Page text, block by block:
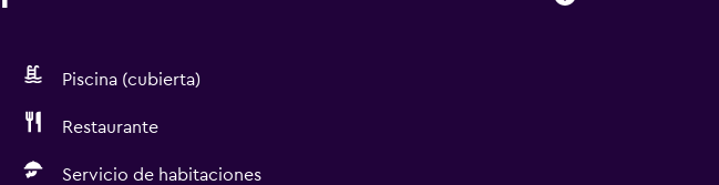
Piscina (cubierta)
Restaurante
Servicio de habitaciones